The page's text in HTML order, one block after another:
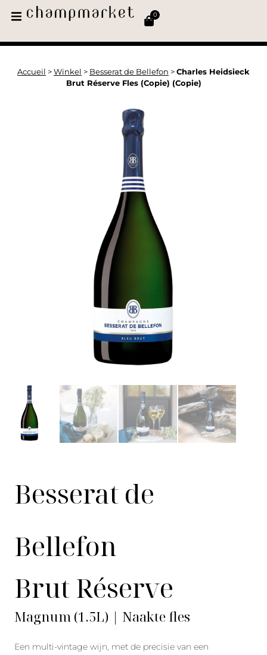
0
Accueil > Winkel > Besserat de Bellefon > Charles Heidsieck
Brut Réserve Fles (Copie) (Copie)
Besserat de
Bellefon
Brut Réserve
Magnum (1.5L) | Naakte fles
Een multi-vintage wijn, met de precisie van een